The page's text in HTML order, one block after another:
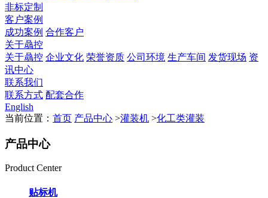
非标定制
客户案例
成功案例 合作客户
关于骉控
关于骉控 企业文化 荣誉资质 公司环境 生产车间 发货现场 资
讯中心
联系我们
联系方式 配套合作
English
当前位置： 首页 产品中心 >灌装机 >化工类灌装
产品中心
Product Center
贴标机